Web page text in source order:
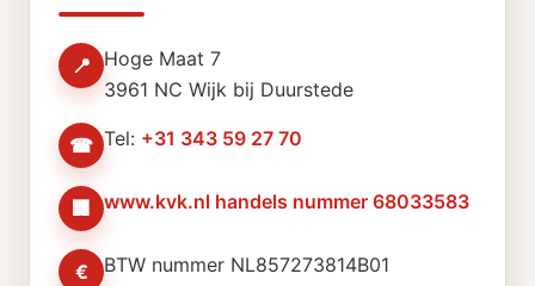
📍
Hoge Maat 7
3961 NC Wijk bij Duurstede
☎ Tel: +31 343 59 27 70
🏢 www.kvk.nl handels nummer 68033583
€ BTW nummer NL857273814B01